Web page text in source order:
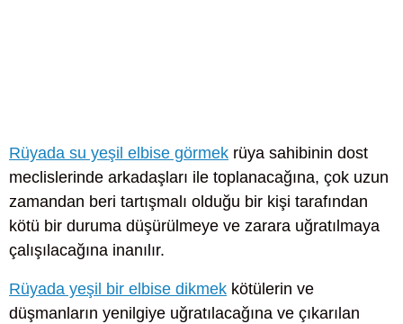
Rüyada su yeşil elbise görmek rüya sahibinin dost
meclislerinde arkadaşları ile toplanacağına, çok uzun
zamandan beri tartışmalı olduğu bir kişi tarafından
kötü bir duruma düşürülmeye ve zarara uğratılmaya
çalışılacağına inanılır.
Rüyada yeşil bir elbise dikmek kötülerin ve
düşmanların yenilgiye uğratılacağına ve çıkarılan